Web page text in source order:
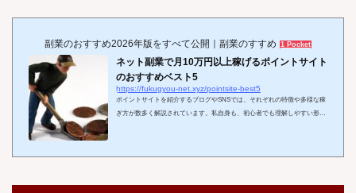
副業のおすすめ2026年版をすべて公開｜副業のすすめ 1 Pocket
ネット副業で月10万円以上稼げるポイントサイト
のおすすめベスト5
https://fukugyou-net.xyz/pointsite-best5
ポイントサイトを紹介するブログやSNSでは、それぞれの特徴や多様な稼
ぎ方が数多く解説されています。私自身も、初心者でも理解しやすい形で